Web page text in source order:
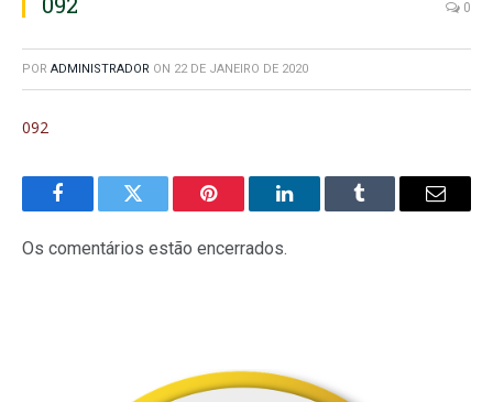
0
POR ADMINISTRADOR ON 22 DE JANEIRO DE 2020
092
FacebookTwitter Pinterest LinkedInTumblr
E-
Os comentários estão encerrados.